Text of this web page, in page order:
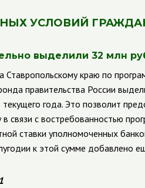
УСЛОВИЙ
выделили 32 млн
краю по
правительства России
года. Это позволит
связи с востребованностью
ставки уполномоченных
к этой сумме добавлено